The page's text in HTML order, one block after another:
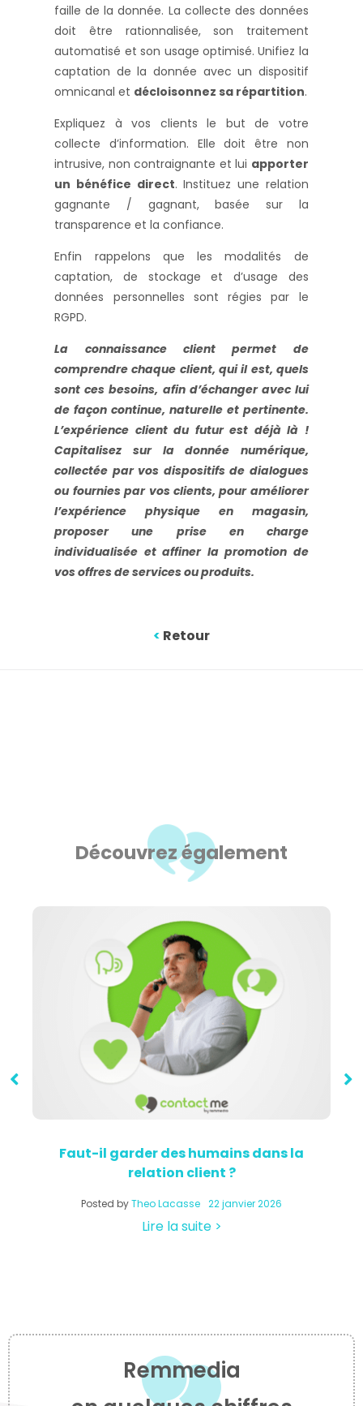
faille de la donnée. La collecte des données
doit être rationnalisée, son traitement
automatisé et son usage optimisé. Unifiez la
captation de la donnée avec un dispositif
omnicanal et décloisonnez sa répartition.
Expliquez à vos clients le but de votre
collecte d’information. Elle doit être non
intrusive, non contraignante et lui apporter
un bénéfice direct. Instituez une relation
gagnante / gagnant, basée sur la
transparence et la confiance.
Enfin rappelons que les modalités de
captation, de stockage et d’usage des
données personnelles sont régies par le
RGPD.
La connaissance client permet de
comprendre chaque client, qui il est, quels
sont ces besoins, afin d’échanger avec lui
de façon continue, naturelle et pertinente.
L’expérience client du futur est déjà là !
Capitalisez sur la donnée numérique,
collectée par vos dispositifs de dialogues
ou fournies par vos clients, pour améliorer
l’expérience physique en magasin,
proposer une prise en charge
individualisée et affiner la promotion de
vos offres de services ou produits.
< Retour
Découvrez également
Faut-il garder des humains dans la
relation client ?
Posted byTheo Lacasse 22 janvier 2026
Lire la suite >
Remmedia